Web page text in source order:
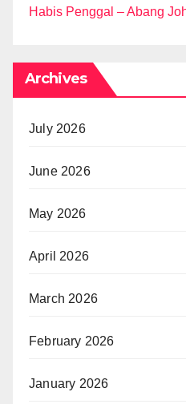
Habis Penggal – Abang
Archives
July 2026
June 2026
May 2026
April 2026
March 2026
February 2026
January 2026